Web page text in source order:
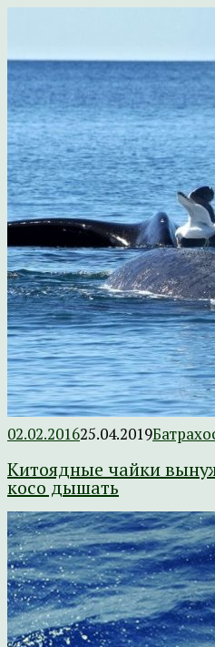
02.02.201625.04.2019
Китоядные чайки
косо дышать